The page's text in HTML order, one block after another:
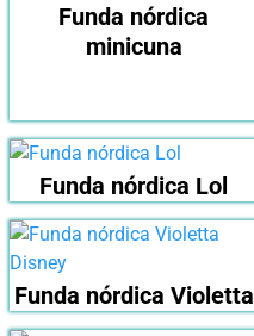
Funda nórdica
minicuna
Funda nórdica Lol
Funda nórdica Violetta